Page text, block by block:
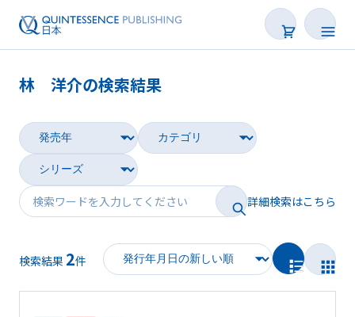
雑誌
映像
電子BOOK
著者一覧
林 洋介の検索結果
詳細検索はこちら
検索結果 2件